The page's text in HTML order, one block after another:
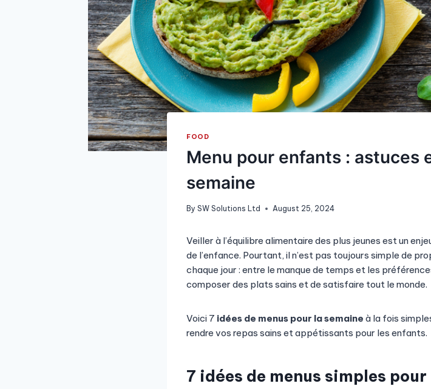
FOOD
Menu pour enfants : astuces
semaine
By SW Solutions Ltd August 25, 2024
Veiller à l’équilibre alimentaire des plus jeunes est un
de l’enfance. Pourtant, il n’est pas toujours simple de
chaque jour : entre le manque de temps et les
composer des plats sains et de satisfaire tout le monde.
Voici 7 idées de menus pour la semaine à la fois
rendre vos repas sains et appétissants pour les enfants.
7 idées de menus simples